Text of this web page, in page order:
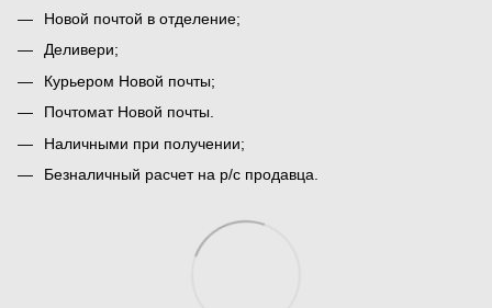
Новой почтой в отделение;
Деливери;
Курьером Новой почты;
Почтомат Новой почты.
Наличными при получении;
Безналичный расчет на р/с продавца.